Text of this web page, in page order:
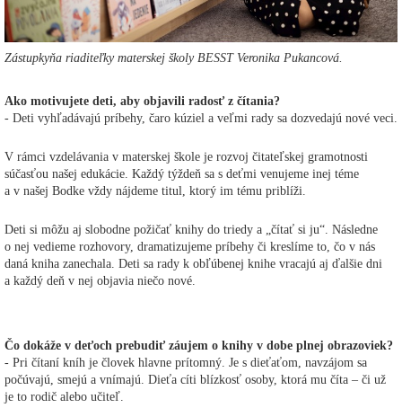
Zástupkyňa riaditeľky materskej školy BESST Veronika Pukancová.
Ako motivujete deti, aby objavili radosť z čítania?
- Deti vyhľadávajú príbehy, čaro kúziel a veľmi rady sa dozvedajú nové veci.
V rámci vzdelávania v materskej škole je rozvoj čitateľskej gramotnosti
súčasťou našej edukácie. Každý týždeň sa s deťmi venujeme inej téme
a v našej Bodke vždy nájdeme titul, ktorý im tému priblíži.
Deti si môžu aj slobodne požičať knihy do triedy a „čítať si ju“. Následne
o nej vedieme rozhovory, dramatizujeme príbehy či kreslíme to, čo v nás
daná kniha zanechala. Deti sa rady k obľúbenej knihe vracajú aj ďalšie dni
a každý deň v nej objavia niečo nové.
Čo dokáže v deťoch prebudiť záujem o knihy v dobe plnej obrazoviek?
- Pri čítaní kníh je človek hlavne prítomný. Je s dieťaťom, navzájom sa
počúvajú, smejú a vnímajú. Dieťa cíti blízkosť osoby, ktorá mu číta – či už
je to rodič alebo učiteľ.